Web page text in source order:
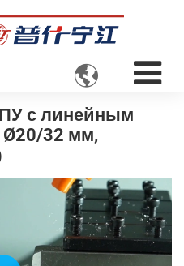

с линейным
Ø20/32 мм,